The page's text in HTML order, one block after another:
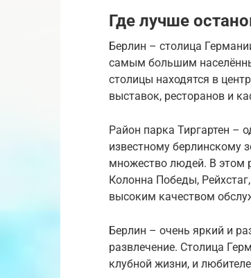
Где лучше
Берлин – столица
самым большим
столицы находятся в
выставок, ресторанов и
Район парка Тиргартен –
известному берлинскому
множество людей. В этом
Колонна Победы,
высоким качеством
Берлин – очень яркий и
развлечение. Столица
клубной жизни, и